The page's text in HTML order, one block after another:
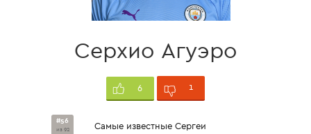
Серхио Агуэро
6 1
#56
из 92 Самые известные Сергеи